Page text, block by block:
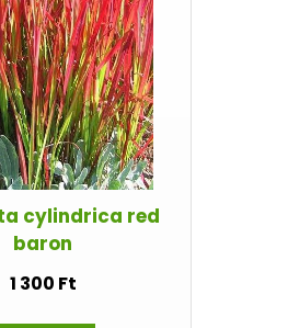
cylindrica red
baron
1 300 Ft